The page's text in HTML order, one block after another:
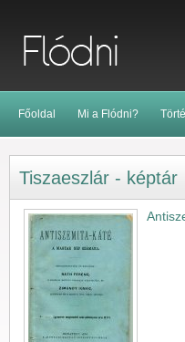
Főoldal Mi a Flódni?
Tiszaeszlár - képtár